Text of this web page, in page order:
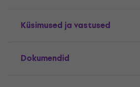
Küsimused ja vastused
Dokumendid